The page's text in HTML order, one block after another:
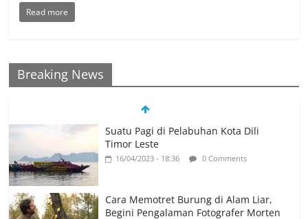
Read more
Breaking News
Suatu Pagi di Pelabuhan Kota Dili
Timor Leste
16/04/2023 - 18:36 0 Comments
Cara Memotret Burung di Alam Liar,
Begini Pengalaman Fotografer Morten